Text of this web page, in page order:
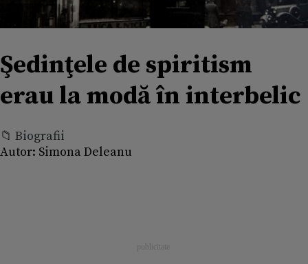
Şedinţele de spiritism
erau la modă în interbelic
📁 Biografii
Autor: Simona Deleanu